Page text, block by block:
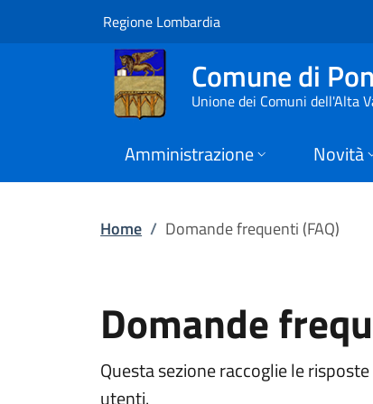
Vai al contenuto principale
Domande
Regione Lombardia
Comune di
Unione dei Comuni dell'Alta
Amministrazione Novità
Home / Domande frequenti (FAQ)
Domande
Questa sezione raccoglie le